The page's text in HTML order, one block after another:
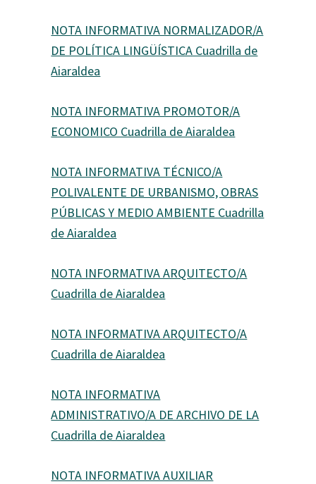
NOTA INFORMATIVA NORMALIZADOR/A
DE POLÍTICA LINGÜÍSTICA Cuadrilla de
Aiaraldea
NOTA INFORMATIVA PROMOTOR/A
ECONOMICO Cuadrilla de Aiaraldea
NOTA INFORMATIVA TÉCNICO/A
POLIVALENTE DE URBANISMO, OBRAS
PÚBLICAS Y MEDIO AMBIENTE Cuadrilla
de Aiaraldea
NOTA INFORMATIVA ARQUITECTO/A
Cuadrilla de Aiaraldea
NOTA INFORMATIVA ARQUITECTO/A
Cuadrilla de Aiaraldea
NOTA INFORMATIVA
ADMINISTRATIVO/A DE ARCHIVO DE LA
Cuadrilla de Aiaraldea
NOTA INFORMATIVA AUXILIAR